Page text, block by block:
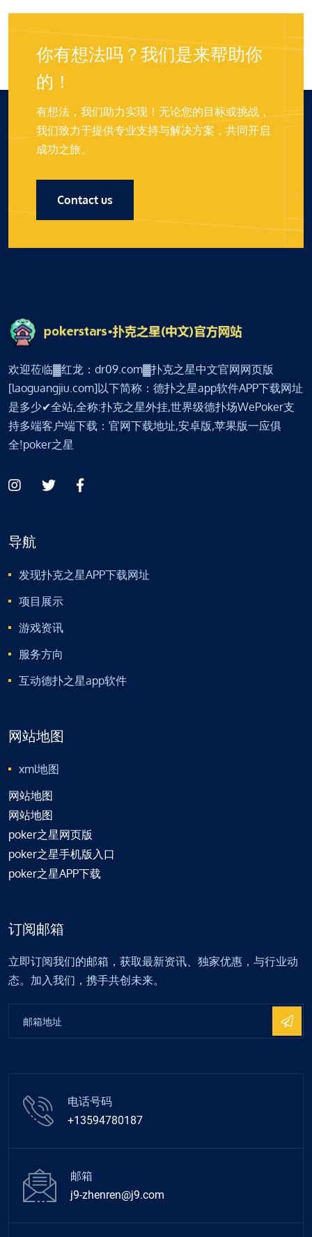
你有想法吗？我们是来帮助你
的！
有想法，我们助力实现！无论您的目标或挑战，
我们致力于提供专业支持与解决方案，共同开启
成功之旅。
Contact us
欢迎莅临▓红龙：dr09.com▓扑克之星中文官网网页版
[laoguangjiu.com]以下简称：德扑之星app软件APP下载网址
是多少✔全站,全称:扑克之星外挂,世界级德扑场WePoker支
持多端客户端下载：官网下载地址,安卓版,苹果版一应俱
全!poker之星
导航
发现扑克之星APP下载网址
项目展示
游戏资讯
服务方向
互动德扑之星app软件
网站地图
xml地图
网站地图
网站地图
poker之星网页版
poker之星手机版入口
poker之星APP下载
订阅邮箱
立即订阅我们的邮箱，获取最新资讯、独家优惠，与行业动
态。加入我们，携手共创未来。
电话号码
+13594780187
邮箱
j9-zhenren@j9.com